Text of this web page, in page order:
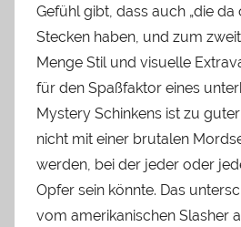
Gefühl gibt, dass auch „die da
Stecken haben, und zum
Menge Stil und visuelle
für den Spaßfaktor eines
Mystery Schinkens ist zu
nicht mit einer brutalen
werden, bei der jeder oder
Opfer sein könnte. Das
vom amerikanischen Slasher